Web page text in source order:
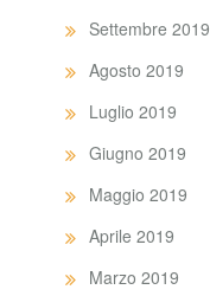
Settembre 2019
Agosto 2019
Luglio 2019
Giugno 2019
Maggio 2019
Aprile 2019
Marzo 2019